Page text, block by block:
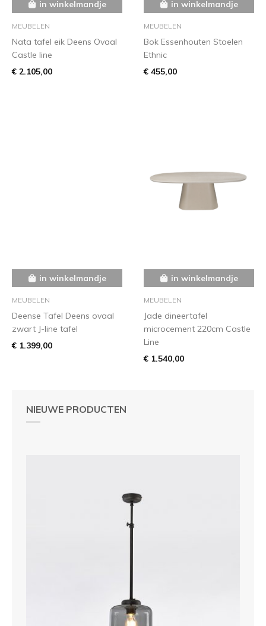
NIEUWE PRODUCTEN
in winkelmandje
MEUBELEN
Nata tafel eik Deens Ovaal
Castle line
€ 2.105,00
in winkelmandje
MEUBELEN
Bok Essenhouten Stoelen
Ethnic
€ 455,00
in winkelmandje
MEUBELEN
Deense Tafel Deens ovaal
zwart J-line tafel
€ 1.399,00
in winkelmandje
MEUBELEN
Jade dineertafel
microcement 220cm Castle
Line
€ 1.540,00